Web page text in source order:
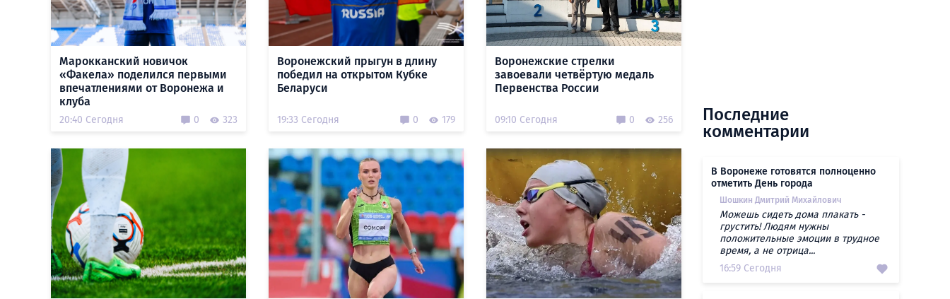
Марокканский новичок
«Факела» поделился первыми
впечатлениями от Воронежа и
клуба
20:40 Сегодня 0 323
Воронежский прыгун в длину
победил на открытом Кубке
Беларуси
19:33 Сегодня 0 179
Воронежские стрелки
завоевали четвёртую медаль
Первенства России
09:10 Сегодня 0 256
Последние
комментарии
В Воронеже готовятся полноценно
отметить День города
Шошкин Дмитрий Михайлович
Можешь сидеть дома плакать -
грустить! Людям нужны
положительные эмоции в трудное
время, а не отрица...
16:59 Сегодня